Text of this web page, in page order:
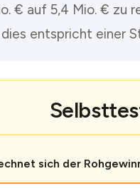
€ auf 5,4 Mio. € zu
entspricht einer
sich der